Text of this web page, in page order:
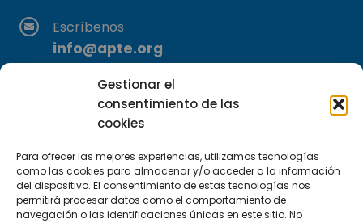
Gestionar el
consentimiento de las
cookies
Para ofrecer las mejores experiencias, utilizamos tecnologías
como las cookies para almacenar y/o acceder a la información
del dispositivo. El consentimiento de estas tecnologías nos
permitirá procesar datos como el comportamiento de
navegación o las identificaciones únicas en este sitio. No
Escríbenos
info@apte.org
Encuéntranos
C/Marie Curie, 35
29590 Campanillas, Málaga